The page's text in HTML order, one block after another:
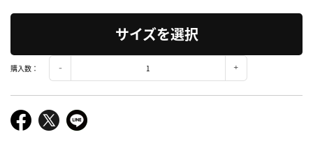
サイズを選択
購入数：